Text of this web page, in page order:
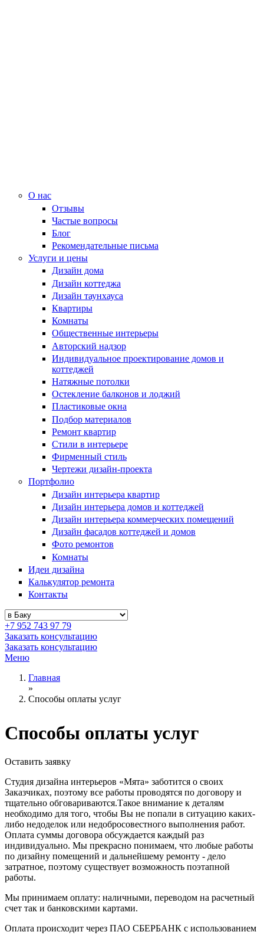
О нас
Отзывы
Частые вопросы
Блог
Рекомендательные письма
Услуги и цены
Дизайн дома
Дизайн коттеджа
Дизайн таунхауса
Квартиры
Комнаты
Общественные интерьеры
Авторский надзор
Индивидуальное проектирование домов и
коттеджей
Натяжные потолки
Остекление балконов и лоджий
Пластиковые окна
Подбор материалов
Ремонт квартир
Стили в интерьере
Фирменный стиль
Чертежи дизайн-проекта
Портфолио
Дизайн интерьера квартир
Дизайн интерьера домов и коттеджей
Дизайн интерьера коммерческих помещений
Дизайн фасадов коттеджей и домов
Фото ремонтов
Комнаты
Идеи дизайна
Калькулятор ремонта
Контакты
+7 952 743 97 79
Заказать консультацию
Заказать консультацию
Меню
Главная
»
Способы оплаты услуг
Способы оплаты услуг
Оставить заявку
Студия дизайна интерьеров «Мята» заботится о своих
Заказчиках, поэтому все работы проводятся по договору и
тщательно обговариваются.Такое внимание к деталям
необходимо для того, чтобы Вы не попали в ситуацию каких-
либо недоделок или недобросовестного выполнения работ.
Оплата суммы договора обсуждается каждый раз
индивидуально. Мы прекрасно понимаем, что любые работы
по дизайну помещений и дальнейшему ремонту - дело
затратное, поэтому существует возможность поэтапной
работы.
Мы принимаем оплату: наличными, переводом на расчетный
счет так и банковскими картами.
Оплата происходит через ПАО СБЕРБАНК с использованием